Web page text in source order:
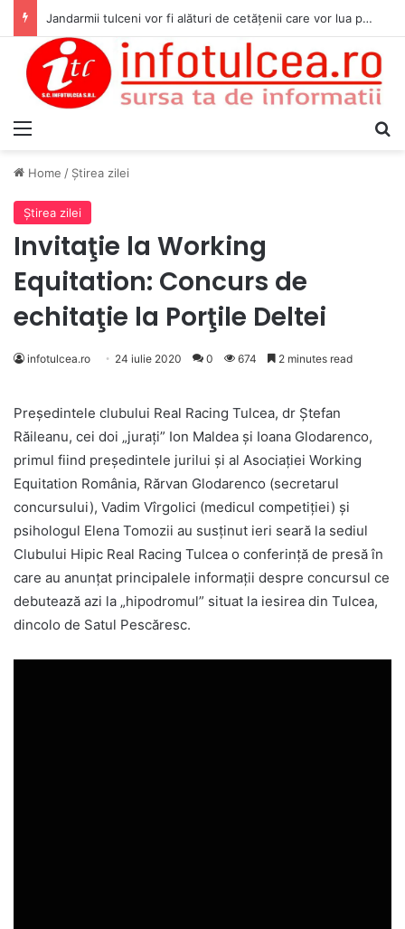
Jandarmii tulceni vor fi alături de cetățenii care vor lua parte la Festivalul Folk Țestos
Home / Ştirea zilei
Ştirea zilei
Invitaţie la Working
Equitation: Concurs de
echitaţie la Porţile Deltei
infotulcea.ro 24 iulie 2020 0 674 2 minutes read
Preşedintele clubului Real Racing Tulcea, dr Ştefan
Răileanu, cei doi „juraţi” Ion Maldea şi Ioana Glodarenco,
primul fiind preşedintele jurilui şi al Asociaţiei Working
Equitation România, Rărvan Glodarenco (secretarul
concursului), Vadim Vîrgolici (medicul competiţiei) şi
psihologul Elena Tomozii au susţinut ieri seară la sediul
Clubului Hipic Real Racing Tulcea o conferinţă de presă în
care au anunţat principalele informaţii despre concursul ce
debutează azi la „hipodromul” situat la iesirea din Tulcea,
dincolo de Satul Pescăresc.